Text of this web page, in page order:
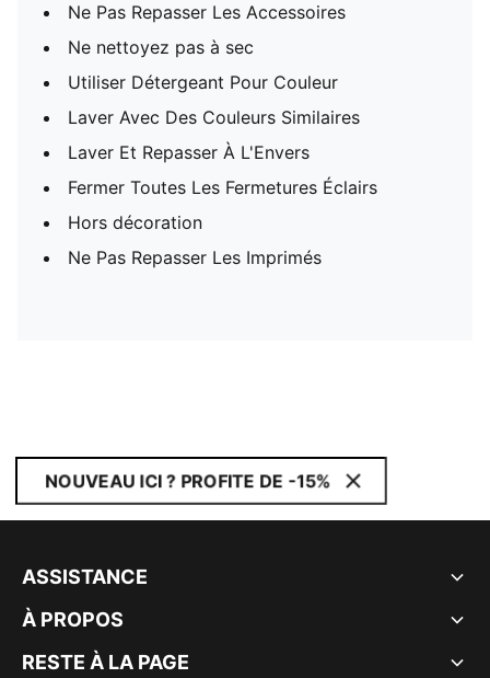
Ne Pas Repasser Les Accessoires
Ne nettoyez pas à sec
Utiliser Détergeant Pour Couleur
Laver Avec Des Couleurs Similaires
Laver Et Repasser À L'Envers
Fermer Toutes Les Fermetures Éclairs
Hors décoration
Ne Pas Repasser Les Imprimés
NOUVEAU ICI ? PROFITE DE -15%
ASSISTANCE
À PROPOS
RESTE À LA PAGE